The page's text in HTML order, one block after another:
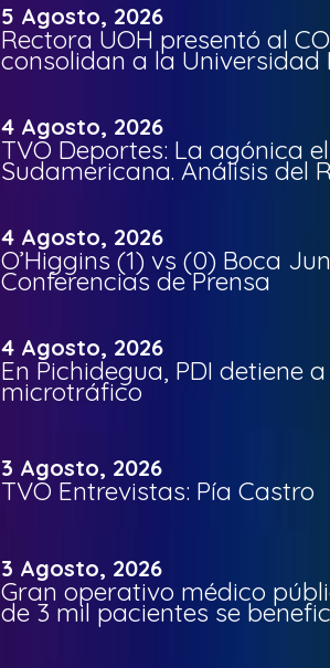
5 Agosto, 2026
Rectora UOH presentó al
consolidan a la Universidad
4 Agosto, 2026
TVO Deportes: La agónica
Sudamericana. Análisis del
4 Agosto, 2026
O’Higgins (1) vs (0) Boca
Conferencias de Prensa
4 Agosto, 2026
En Pichidegua, PDI detiene
microtráfico
3 Agosto, 2026
TVO Entrevistas: Pía Castro
3 Agosto, 2026
Gran operativo médico
de 3 mil pacientes se